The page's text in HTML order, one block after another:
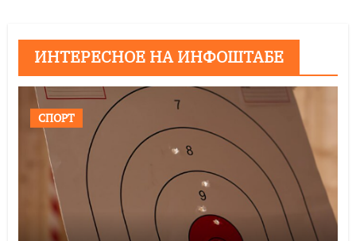
ИНТЕРЕСНОЕ НА ИНФОШТАБЕ
СПОРТ